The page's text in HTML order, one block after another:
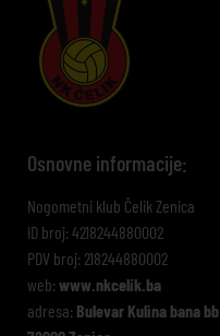
Osnovne informacije:
Nogometni klub Čelik Zenica
ID broj: 4218244880002
PDV broj: 218244880002
web: www.nkcelik.ba
adresa: Bulevar Kulina bana bb